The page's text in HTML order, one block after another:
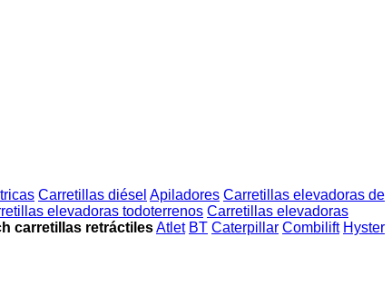
Carretillas diésel Apiladores Carretillas elevadoras de
elevadoras todoterrenos Carretillas elevadoras
carretillas retráctilesAtlet BT Caterpillar Combilift Hyster